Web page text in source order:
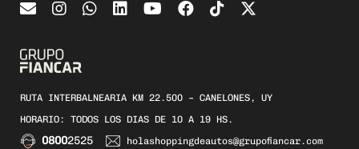
RUTA INTERBALNEARIA KM 22.500 – CANELONES, UY
HORARIO: TODOS LOS DIAS DE 10 A 19 HS.
08002525 holashoppingdeautos@grupofiancar.com